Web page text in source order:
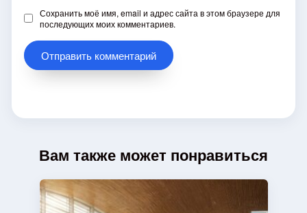
Сохранить моё имя, email и адрес сайта в этом браузере для
последующих моих комментариев.
Вам также может понравиться